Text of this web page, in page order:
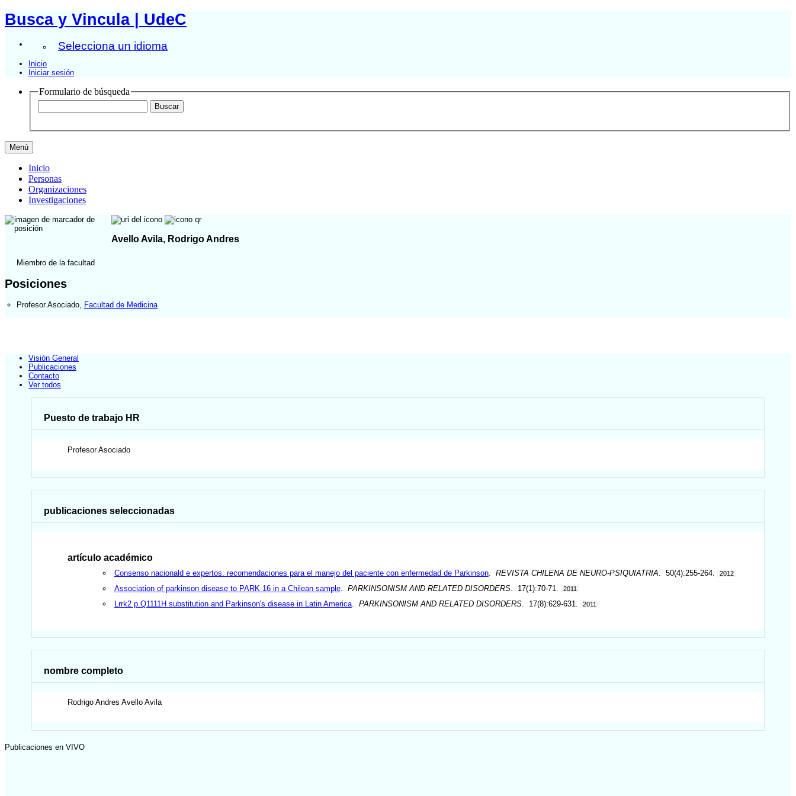
Busca y Vincula | UdeC
Selecciona un idioma
Inicio
Iniciar sesión
Formulario de búsqueda
Menú
Inicio
Personas
Organizaciones
Investigaciones
Avello Avila, Rodrigo Andres
Miembro de la facultad
Posiciones
Profesor Asociado Facultad de Medicina
Visión General
Publicaciones
Contacto
Ver todos
Puesto de trabajo HR
Profesor Asociado
publicaciones seleccionadas
artículo académico
Consenso nacionald e expertos: recomendaciones para el manejo del paciente con enfermedad de Parkinson. REVISTA CHILENA DE NEURO-PSIQUIATRIA . 50(4):255-264. 2012
Association of parkinson disease to PARK 16 in a Chilean sample. PARKINSONISM AND RELATED DISORDERS. 17(1):70-71. 2011
Lrrk2 p.Q1111H substitution and Parkinson's disease in Latin America. PARKINSONISM AND RELATED DISORDERS. 17(8):629-631. 2011
nombre completo
Rodrigo Andres Avello Avila
Publicaciones en VIVO